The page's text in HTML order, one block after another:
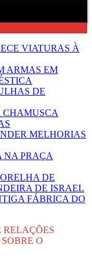
VIATURAS À
ARMAS EM
DE
CHAMUSCA
MELHORIAS
NA PRAÇA
DE
DE ISRAEL
FÁBRICA DO
RELAÇÕES
O